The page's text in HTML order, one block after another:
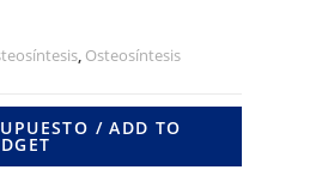
, Osteosíntesis
/ ADD TO